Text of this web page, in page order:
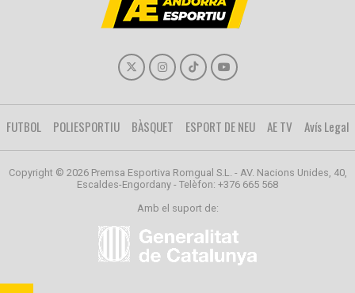
FUTBOL POLIESPORTIU BÀSQUET ESPORT DE NEU AE TV Avís Legal
Copyright © 2026 Premsa Esportiva Romgual S.L. - AV. Nacions Unides, 40,
Escaldes-Engordany - Telèfon: +376 665 568
Amb el suport de: